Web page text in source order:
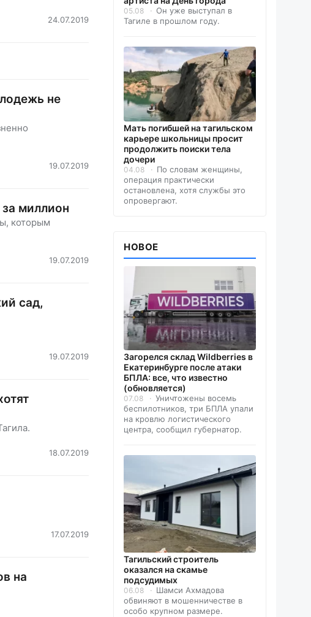
24.07.2019
не
19.07.2019
миллион
которым
19.07.2019
сад,
19.07.2019
18.07.2019
17.07.2019
на
05.08
Он уже выступал в
Тагиле в прошлом году.
Мать погибшей на тагильском
карьере школьницы просит
продолжить поиски тела
дочери
04.08
По словам женщины,
операция практически
остановлена, хотя службы это
опровергают.
НОВОЕ
Загорелся склад Wildberries в
Екатеринбурге после атаки
БПЛА: все, что известно
(обновляется)
07.08
Уничтожены восемь
беспилотников, три БПЛА упали
на кровлю логистического
центра, сообщил губернатор.
Тагильский строитель
оказался на скамье
подсудимых
06.08
Шамси Ахмадова
обвиняют в мошенничестве в
особо крупном размере.